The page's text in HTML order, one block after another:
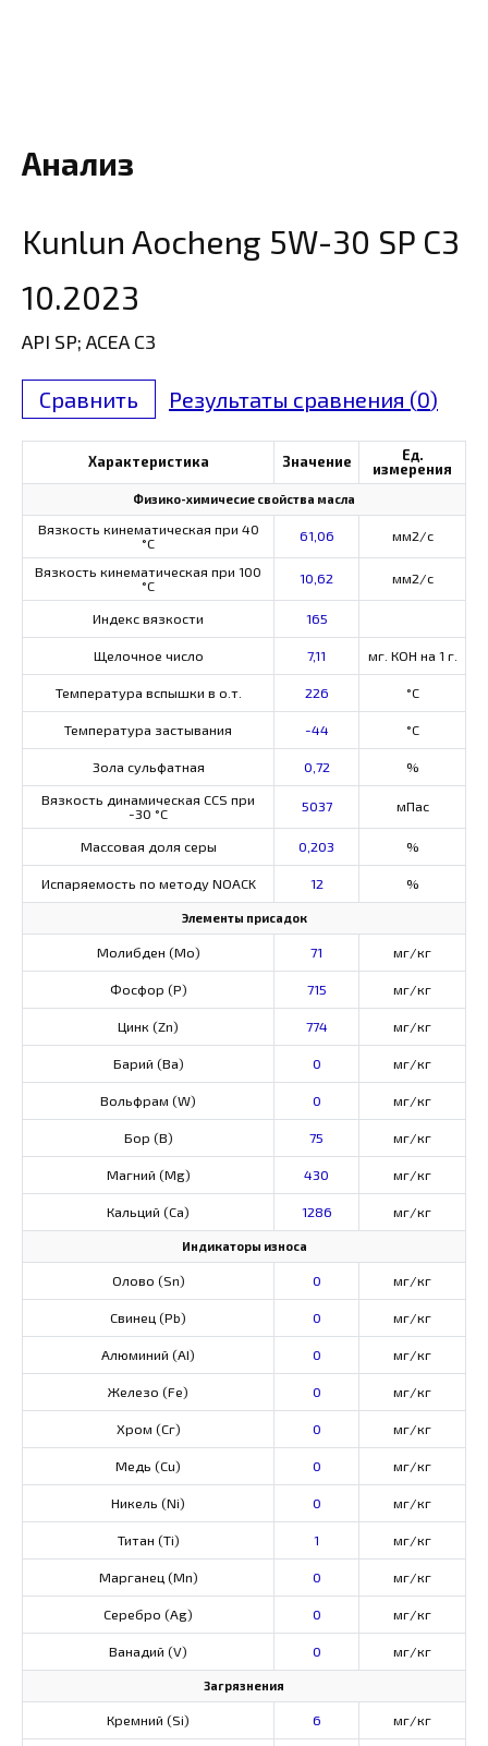
Анализ
Kunlun Aocheng 5W-30 SP C3
10.2023
API SP; ACEA C3
Сравнить Результаты сравнения (0)
Характеристика Значение
Ед.
измерения
Физико-химичесие свойства масла
Вязкость кинематическая при 40
°С
61,06 мм2/с
Вязкость кинематическая при 100
°С
10,62 мм2/с
Индекс вязкости 165
Щелочное число 7,11 мг. КОН на 1 г.
Температура вспышки в о.т. 226 °C
Температура застывания -44 °C
Зола сульфатная 0,72
%
Вязкость динамическая CCS при
-30 °С
5037 мПас
Массовая доля серы 0,203 %
Испаряемость по методу NOACK 12 %
Элементы присадок
Молибден (Мо) 71 мг/кг
Фосфор (Р) 715 мг/кг
Цинк (Zn) 774 мг/кг
Барий (Ва) 0 мг/кг
Вольфрам (W) 0 мг/кг
Бор (В) 75 мг/кг
Магний (Mg) 430 мг/кг
Кальций (Са) 1286 мг/кг
Индикаторы износа
Олово (Sn) 0 мг/кг
Свинец (Pb) 0 мг/кг
Алюминий (AI) 0 мг/кг
Железо (Fe) 0 мг/кг
Хром (Сг) 0 мг/кг
Медь (Cu) 0 мг/кг
Никель (Ni) 0 мг/кг
Титан (Ti) 1 мг/кг
Марганец (Mn) 0 мг/кг
Серебро (Ag) 0 мг/кг
Ванадий (V) 0 мг/кг
Загрязнения
Кремний (Si) 6 мг/кг